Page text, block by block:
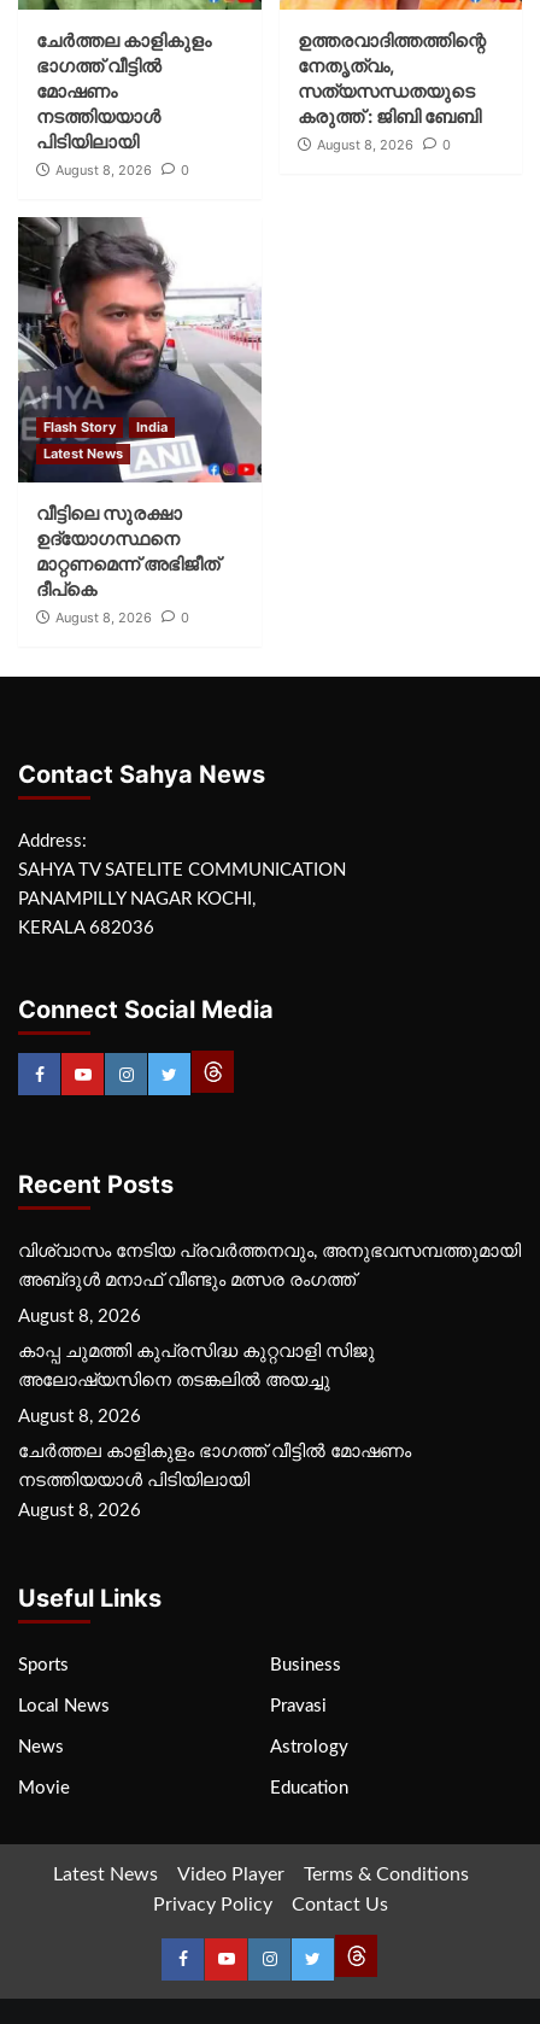
ചേർത്തല കാളികുളം
ഭാഗത്ത് വീട്ടിൽ
മോഷണം
നടത്തിയയാൾ
പിടിയിലായി
August 8, 2026 0
ഉത്തരവാദിത്തത്തിന്റെ
നേതൃത്വം,
സത്യസന്ധതയുടെ
കരുത്ത് : ജിബി ബേബി
August 8, 2026 0
Flash Story
India
Latest News
വീട്ടിലെ സുരക്ഷാ
ഉദ്യോഗസ്ഥനെ
മാറ്റണമെന്ന് അഭിജീത്
ദീപ്‌കെ
August 8, 2026 0
Contact Sahya News
Address:
SAHYA TV SATELITE COMMUNICATION
PANAMPILLY NAGAR KOCHI,
KERALA 682036
Connect Social Media
Recent Posts
വിശ്വാസം നേടിയ പ്രവർത്തനവും, അനുഭവസമ്പത്തുമായി
അബ്‌ദുൾ മനാഫ് വീണ്ടും മത്സര രംഗത്ത്
August 8, 2026
കാപ്പ ചുമത്തി കുപ്രസിദ്ധ കുറ്റവാളി സിജു
അലോഷ്യസിനെ തടങ്കലിൽ അയച്ചു
August 8, 2026
ചേർത്തല കാളികുളം ഭാഗത്ത് വീട്ടിൽ മോഷണം
നടത്തിയയാൾ പിടിയിലായി
August 8, 2026
Useful Links
Sports Business
Local News Pravasi
News Astrology
Movie Education
Latest News Video Player
Terms & Conditions
Privacy Policy
Contact Us